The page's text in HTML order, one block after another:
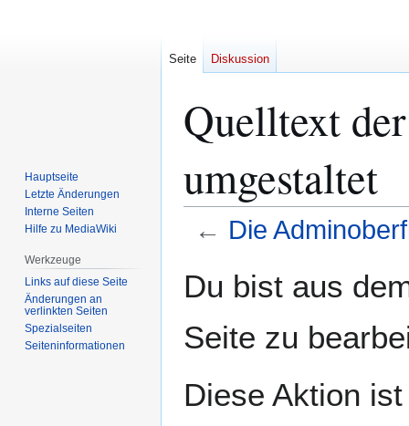
Quelltext
umgestaltet
← Die
Navigation
Suche
Du bist aus
Seite zu
Diese Aktion
Seite Diskussion
Hauptseite
Letzte Änderungen
Interne Seiten
Hilfe zu MediaWiki
Werkzeuge
Links auf diese Seite
Änderungen an
verlinkten Seiten
Spezialseiten
Seiten­­informationen